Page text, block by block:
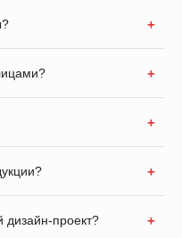
дизайн-проект?